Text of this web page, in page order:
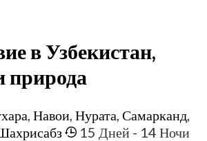
в Узбекистан,
природа
,Навои,Нурата,Самарканд,
15 Дней - 14 Ночи